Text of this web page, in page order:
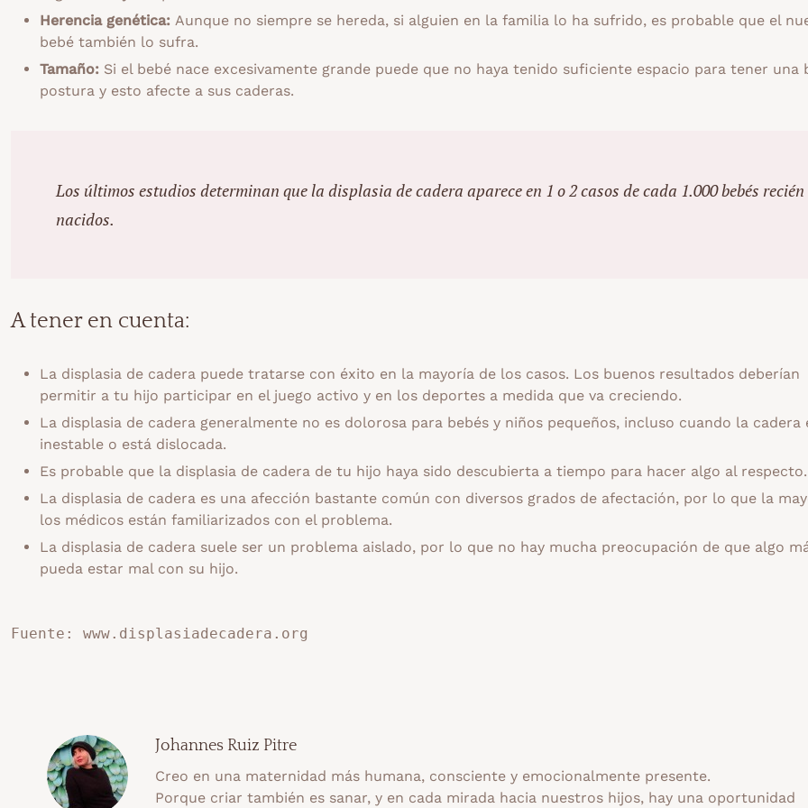
Herencia genética: Aunque no siempre se hereda, si alguien en la familia lo ha sufrido, es probable que el
bebé también lo sufra.
Tamaño: Si el bebé nace excesivamente grande puede que no haya tenido suficiente espacio para tener una
postura y esto afecte a sus caderas.
Los últimos estudios determinan que la displasia de cadera aparece en 1 o 2 casos de cada 1.000 bebés recién
nacidos.
A tener en cuenta:
La displasia de cadera puede tratarse con éxito en la mayoría de los casos. Los buenos resultados deberían
permitir a tu hijo participar en el juego activo y en los deportes a medida que va creciendo.
La displasia de cadera generalmente no es dolorosa para bebés y niños pequeños, incluso cuando la cadera
inestable o está dislocada.
Es probable que la displasia de cadera de tu hijo haya sido descubierta a tiempo para hacer algo al respecto.
La displasia de cadera es una afección bastante común con diversos grados de afectación, por lo que la
los médicos están familiarizados con el problema.
La displasia de cadera suele ser un problema aislado, por lo que no hay mucha preocupación de que algo
pueda estar mal con su hijo.
Fuente: www.displasiadecadera.org
Johannes Ruiz Pitre
Creo en una maternidad más humana, consciente y emocionalmente presente.
Porque criar también es sanar, y en cada mirada hacia nuestros hijos, hay una oportunidad